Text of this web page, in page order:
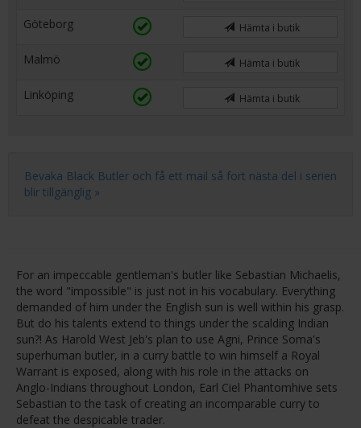
Göteborg Hämta i butik
Malmö Hämta i butik
Linköping Hämta i butik
Bevaka Black Butler och få ett mail så fort nästa del i serien
blir tillgänglig »
For an impeccable gentleman's butler like Sebastian Michaelis,
the word "impossible" is just not in his vocabulary. Everything
demanded of him under the English sun is well within his grasp.
But do his talents extend to things under the scalding Indian
sun?! As Harold West Jeb's plan to use Agni, Prince Soma's
superhuman butler, in a curry battle to win himself a Royal
Warrant is exposed, along with his role in the attacks on
Anglo-Indians throughout London, Earl Ciel Phantomhive sets
Sebastian to the task of creating an incomparable curry to
defeat the despicable trader.